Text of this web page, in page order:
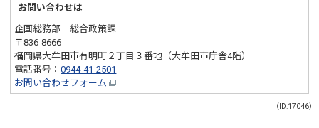
お問い合わせは
企画総務部 総合政策課
〒836-8666
福岡県大牟田市有明町２丁目３番地（大牟田市庁舎4階）
電話番号：0944-41-2501
お問い合わせフォーム
（ID:17046）